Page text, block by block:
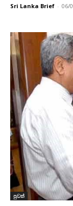
Sri Lanka Brief - 06/
පුවත්